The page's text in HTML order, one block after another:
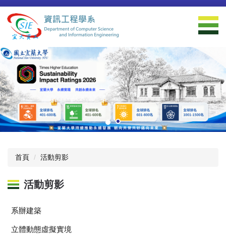
跳
到
主
內
容
區
首頁 活動剪影
活動剪影
系辦建築
立體動態虛擬實境